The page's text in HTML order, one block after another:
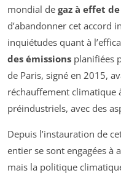
mondial de gaz à effet
d’abandonner cet accord
inquiétudes quant à
des émissions planifiées
de Paris, signé en 2015,
réchauffement climatique
préindustriels, avec des
Depuis l’instauration de
entier se sont engagées à
mais la politique